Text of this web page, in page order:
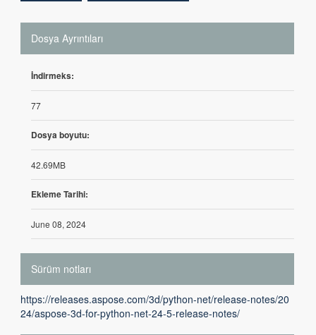
Dosya Ayrıntıları
İndirmeks:
77
Dosya boyutu:
42.69MB
Ekleme Tarihi:
June 08, 2024
Sürüm notları
https://releases.aspose.com/3d/python-net/release-notes/20
24/aspose-3d-for-python-net-24-5-release-notes/